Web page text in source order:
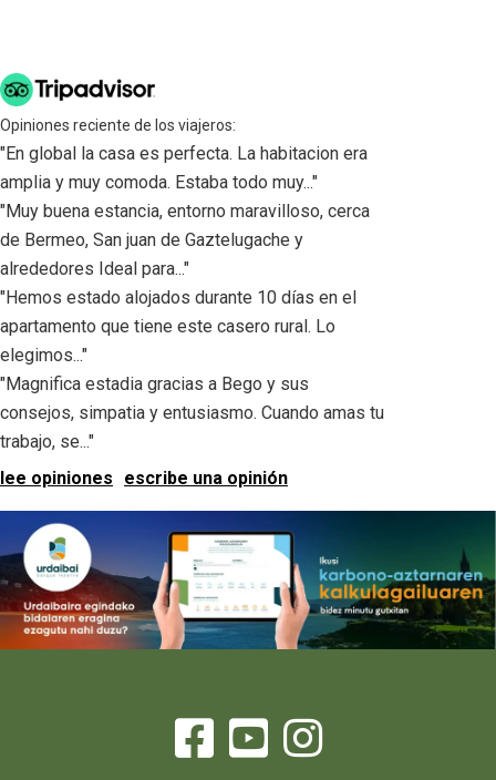
Opiniones reciente de los viajeros:
"En global la casa es perfecta. La habitacion era
amplia y muy comoda. Estaba todo muy..."
"Muy buena estancia, entorno maravilloso, cerca
de Bermeo, San juan de Gaztelugache y
alrededores Ideal para..."
"Hemos estado alojados durante 10 días en el
apartamento que tiene este casero rural. Lo
elegimos..."
"Magnifica estadia gracias a Bego y sus
consejos, simpatia y entusiasmo. Cuando amas tu
trabajo, se..."
lee opiniones
escribe una opinión